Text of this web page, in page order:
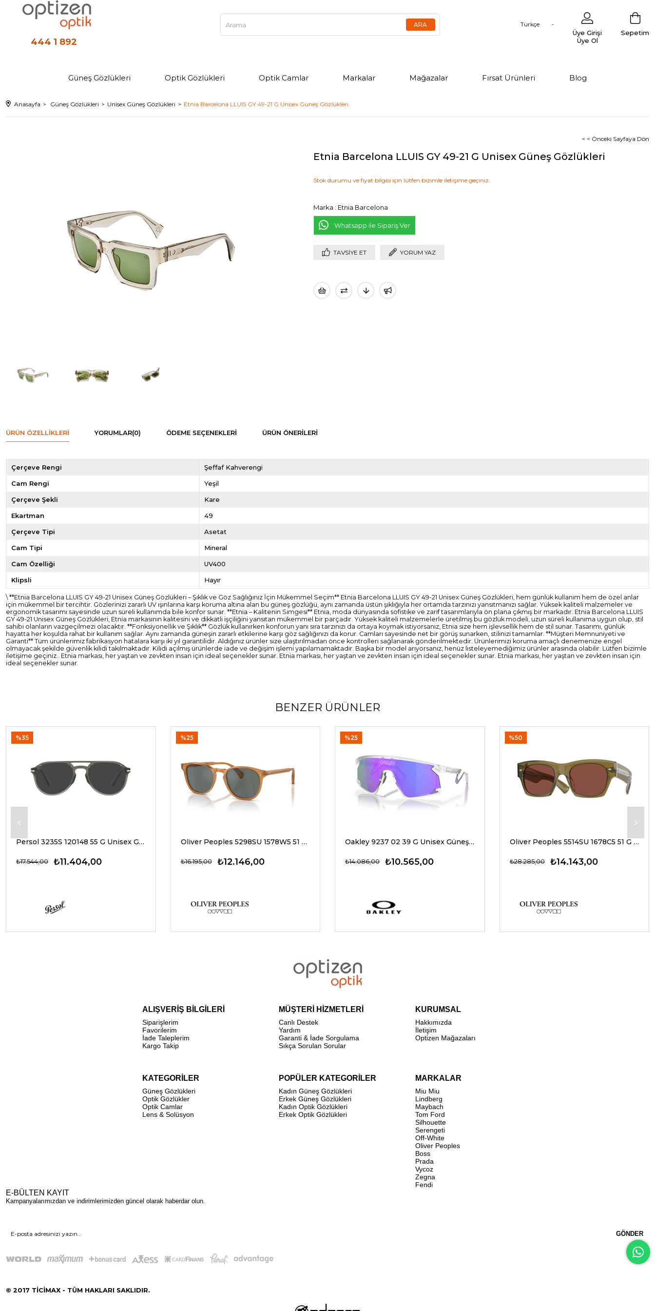
444 1 892
Türkçe
Sepetim
Üye Girişi
Üye Ol
Güneş Gözlükleri Optik Gözlükleri Optik Camlar Markalar Mağazalar Fırsat Ürünleri Blog
Anasayfa Güneş Gözlükleri Unisex Güneş Gözlükleri Etnia Barcelona LLUIS GY 49-21 G Unisex Güneş Gözlükleri
< < Önceki Sayfaya Dön
Etnia Barcelona LLUIS GY 49-21 G Unisex Güneş Gözlükleri
Stok durumu ve fiyat bilgisi için lütfen bizimle iletişime geçiniz.
Marka : Etnia Barcelona
Whatsapp ile Sipariş Ver
TAVSIYE ET YORUM YAZ
ÜRÜN ÖZELLIKLERI YORUMLAR(0) ÖDEME SEÇENEKLERI ÜRÜN ÖNERILERI
Çerçeve Rengi Şeffaf Kahverengi
Cam Rengi Yeşil
Çerçeve Şekli Kare
Ekartman 49
Çerçeve Tipi Asetat
Cam Tipi Mineral
Cam Özelliği UV400
Klipsli Hayır
\ **Etnia Barcelona LLUIS GY 49-21 Unisex Güneş Gözlükleri – Şıklık ve Göz Sağlığınız İçin Mükemmel Seçim** Etnia Barcelona LLUIS GY 49-21 Unisex Güneş Gözlükleri, hem günlük kullanım hem de özel anlar
için mükemmel bir tercihtir. Gözlerinizi zararlı UV ışınlarına karşı koruma altına alan bu güneş gözlüğü, aynı zamanda üstün şıklığıyla her ortamda tarzınızı yansıtmanızı sağlar. Yüksek kaliteli malzemeler ve
ergonomik tasarımı sayesinde uzun süreli kullanımda bile konfor sunar. **Etnia – Kalitenin Simgesi** Etnia, moda dünyasında sofistike ve zarif tasarımlarıyla ön plana çıkmış bir markadır. Etnia Barcelona LLUIS
GY 49-21 Unisex Güneş Gözlükleri, Etnia markasının kalitesini ve dikkatli işçiliğini yansıtan mükemmel bir parçadır. Yüksek kaliteli malzemelerle üretilmiş bu gözlük modeli, uzun süreli kullanıma uygun olup, stil
sahibi olanların vazgeçilmezi olacaktır. **Fonksiyonellik ve Şıklık** Gözlük kullanırken konforun yanı sıra tarzınızı da ortaya koymak istiyorsanız, Etnia size hem işlevsellik hem de stil sunar. Tasarımı, günlük
hayatta her koşulda rahat bir kullanım sağlar. Aynı zamanda güneşin zararlı etkilerine karşı göz sağlığınızı da korur. Camları sayesinde net bir görüş sunarken, stilinizi tamamlar. **Müşteri Memnuniyeti ve
Garanti** Tüm ürünlerimiz fabrikasyon hatalara karşı iki yıl garantilidir. Aldığınız ürünler size ulaştırılmadan önce kontrolleri sağlanarak gönderilmektedir. Ürünlerimizi koruma amaçlı denemenize engel
olmayacak şekilde güvenlik kilidi takılmaktadır. Kilidi açılmış ürünlerde iade ve değişim işlemi yapılamamaktadır. Başka bir model arıyorsanız, henüz listeleyemediğimiz ürünler arasında olabilir. Lütfen bizimle
iletişime geçiniz.. Etnia markası, her yaştan ve zevkten insan için ideal seçenekler sunar. Etnia markası, her yaştan ve zevkten insan için ideal seçenekler sunar. Etnia markası, her yaştan ve zevkten insan için
ideal seçenekler sunar.
BENZER ÜRÜNLER
Persol 3235S 120148 55 G Unisex Güneş Gözlükleri
₺11.404,00
₺17.544,00
%35
Oliver Peoples 5298SU 1578W5 51 G Unisex Güneş Gözlükleri
₺12.146,00
₺16.195,00
%25
Oakley 9237 02 39 G Unisex Güneş Gözlükleri
₺10.565,00
₺14.086,00
%25
Oliver Peoples 5514SU 1678C5 51 G Unisex Güneş Gözlükleri
₺14.143,00
₺28.285,00
%50
ALIŞVERİŞ BİLGİLERİ
Siparişlerim
Favorilerim
İade Taleplerim
Kargo Takip
MÜŞTERİ HİZMETLERİ
Canlı Destek
Yardım
Garanti & İade Sorgulama
Sıkça Sorulan Sorular
KURUMSAL
Hakkımızda
İletişim
Optizen Mağazaları
KATEGORİLER
Güneş Gözlükleri
Optik Gözlükler
Optik Camlar
Lens & Solüsyon
POPÜLER KATEGORİLER
Kadın Güneş Gözlükleri
Erkek Güneş Gözlükleri
Kadın Optik Gözlükleri
Erkek Optik Gözlükleri
MARKALAR
Miu Miu
Lindberg
Maybach
Tom Ford
Silhouette
Serengeti
Off-White
Oliver Peoples
Boss
Prada
Vycoz
Zegna
Fendi
E-BÜLTEN KAYIT
Kampanyalarımızdan ve indirimlerimizden güncel olarak haberdar olun.
GÖNDER
© 2017 TİCİMAX - TÜM HAKLARI SAKLIDIR.